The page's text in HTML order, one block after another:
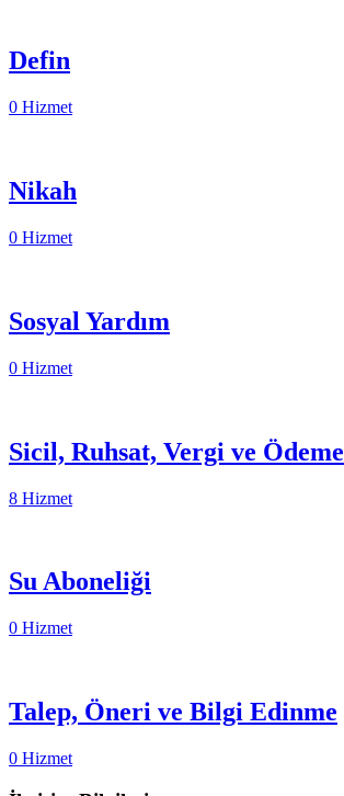
Defin
0 Hizmet
Nikah
0 Hizmet
Sosyal Yardım
0 Hizmet
Sicil, Ruhsat, Vergi ve Ödeme
8 Hizmet
Su Aboneliği
0 Hizmet
Talep, Öneri ve Bilgi Edinme
0 Hizmet